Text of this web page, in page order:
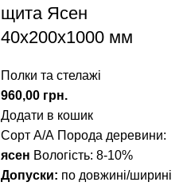
щита Ясен
40х200х1000 мм
Полки та стелажі
960,00 грн.
Додати в кошик
Сорт А/А Порода деревини:
ясен Вологість: 8-10%
Допуски: по довжині/ширині